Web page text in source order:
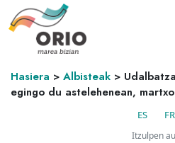
Hasiera > Albisteak >
egingo du astelehenean,
ES FR
Itzulpen